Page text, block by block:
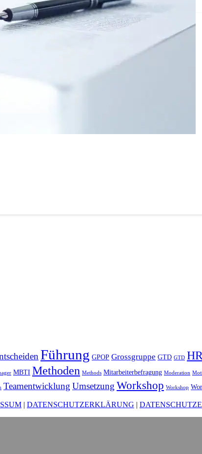
Führung GPOP Grossgruppe GTD GTD
MBTI Methoden Methods Mitarbeiterbefragung Moderation
Teamentwicklung Umsetzung Workshop Workshop
| DATENSCHUTZERKLÄRUNG |